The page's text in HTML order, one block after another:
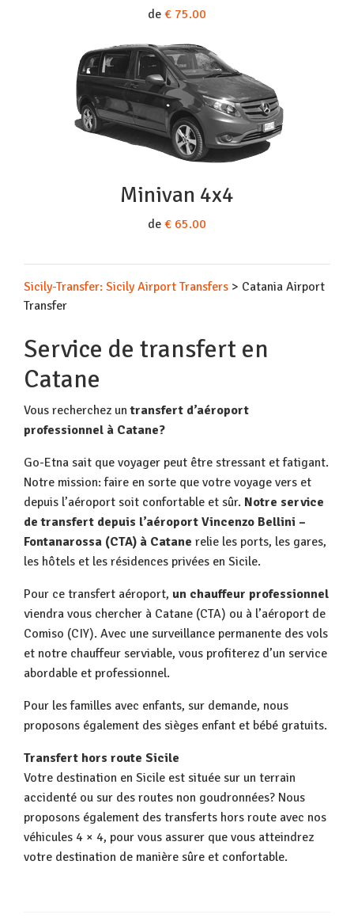
de € 75.00
Minivan 4x4
de € 65.00
Sicily-Transfer: Sicily Airport Transfers > Catania Airport
Transfer
Service de transfert en
Catane
Vous recherchez untransfert d’aéroport
professionnel à Catane?
Go-Etna sait que voyager peut être stressant et fatigant.
Notre mission: faire en sorte que votre voyage vers et
depuis l’aéroport soit confortable et sûr. Notre service
de transfert depuis l’aéroport Vincenzo Bellini –
Fontanarossa (CTA) à Catane relie les ports, les gares,
les hôtels et les résidences privées en Sicile.
Pour ce transfert aéroport, un chauffeur professionnel
viendra vous chercher à Catane (CTA) ou à l’aéroport de
Comiso (CIY). Avec une surveillance permanente des vols
et notre chauffeur serviable, vous profiterez d’un service
abordable et professionnel.
Pour les familles avec enfants, sur demande, nous
proposons également des sièges enfant et bébé gratuits.
Transfert hors route Sicile
Votre destination en Sicile est située sur un terrain
accidenté ou sur des routes non goudronnées? Nous
proposons également des transferts hors route avec nos
véhicules 4 × 4, pour vous assurer que vous atteindrez
votre destination de manière sûre et confortable.